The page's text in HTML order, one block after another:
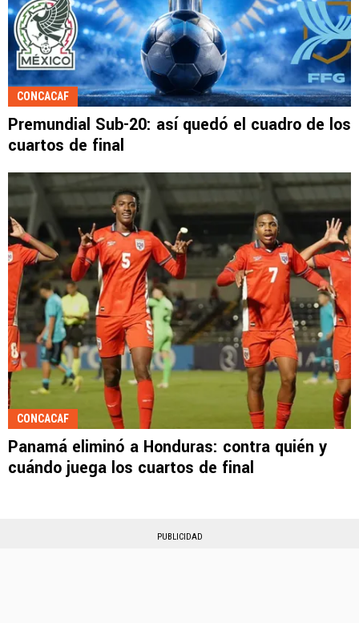
CONCACAF
Premundial Sub-20: así quedó el cuadro de los
cuartos de final
CONCACAF
Panamá eliminó a Honduras: contra quién y
cuándo juega los cuartos de final
PUBLICIDAD